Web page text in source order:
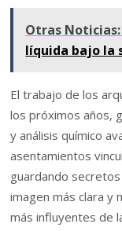
Otras Noticias:
líquida bajo la
El trabajo de los
los próximos años,
y análisis químico
asentamientos
guardando
imagen más clara y
más influyentes de